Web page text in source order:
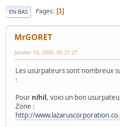
EN BAS Pages 1
MrGORET
Janvier 10, 2006, 00:27:27
Les usurpateurs sont nombreux
:
Pour nihil, voici un bon
Zone :
http://